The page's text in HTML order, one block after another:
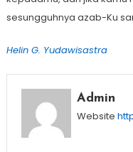
sesungguhnya azab-Ku
Helin G. Yudawisastra
Admin
Website